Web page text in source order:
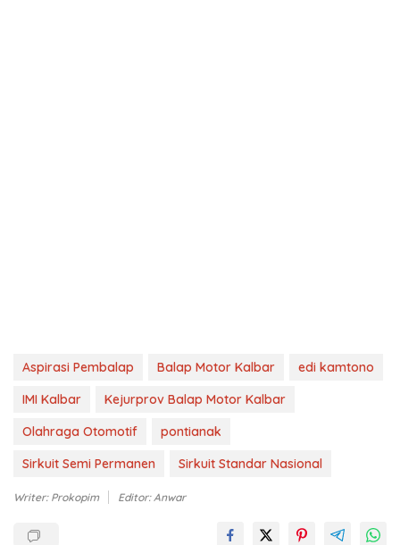
Aspirasi Pembalap Balap Motor Kalbar
edi kamtono
IMI Kalbar
Kejurprov Balap Motor Kalbar
Olahraga Otomotif
pontianak
Sirkuit Semi Permanen
Sirkuit Standar Nasional
Writer: Prokopim Editor: Anwar